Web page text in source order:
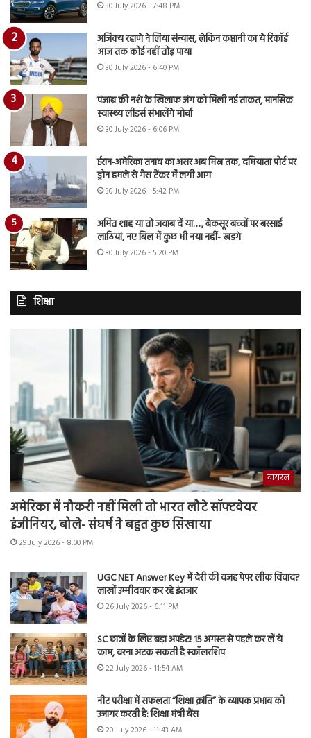
30 July 2026 - 7:48 PM
अजिंक्य रहाणे ने लिया संन्यास, लेकिन कप्तानी का ये रिकॉर्ड
आज तक कोई नहीं तोड़ पाया
30 July 2026 - 6:40 PM
पंजाब की नशे के खिलाफ जंग को मिली नई ताकत, मानसिक
स्वास्थ्य लीडर्स संभालेंगे मोर्चा
30 July 2026 - 6:06 PM
ईरान-अमेरिका तनाव का असर अब मिस्र तक, दमियाता पोर्ट पर
ड्रोन हमले से गैस टैंकर में लगी आग
30 July 2026 - 5:42 PM
अमित शाह या तो जवाब दें या…., बेकसूर बच्चों पर बरसाई
लाठियां, नए बिल में कुछ भी नया नहीं- खड़गे
30 July 2026 - 5:20 PM
शिक्षा
वायरल
अमेरिका में नौकरी नहीं मिली तो भारत लौटे सॉफ्टवेयर
इंजीनियर, बोले- संघर्ष ने बहुत कुछ सिखाया
29 July 2026 - 8:00 PM
UGC NET Answer Key में देरी की वजह पेपर लीक विवाद?
लाखों उम्मीदवार कर रहे इंतजार
26 July 2026 - 6:11 PM
SC छात्रों के लिए बड़ा अपडेट! 15 अगस्त से पहले कर लें ये
काम, वरना अटक सकती है स्कॉलरशिप
22 July 2026 - 11:54 AM
नीट परीक्षा में सफलता “शिक्षा क्रांति” के व्यापक प्रभाव को
उजागर करती है: शिक्षा मंत्री बैंस
20 July 2026 - 11:43 AM